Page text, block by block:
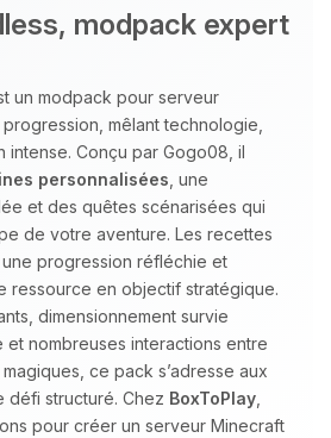
modpack expert
un modpack pour serveur
mêlant technologie,
intense. Conçu par Gogo08, il
personnalisées , une
et des quêtes scénarisées qui
de votre aventure. Les recettes
progression réfléchie et
ressource en objectif stratégique.
dimensionnement survie
nombreuses interactions entre
ce pack s’adresse aux
défi structuré. Chez BoxToPlay
pour créer un serveur Minecraft